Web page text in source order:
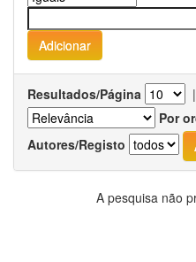
Resultados/Página |
Por
Autores/Registo
A pesquisa não